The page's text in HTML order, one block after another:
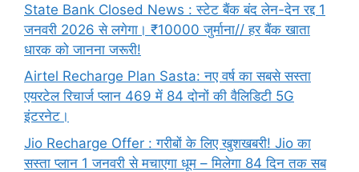
State Bank Closed News : स्टेट बैंक बंद लेन-देन रद्द 1
जनवरी 2026 से लगेगा। ₹10000 जुर्माना// हर बैंक खाता
धारक को जानना जरूरी!
Airtel Recharge Plan Sasta: नए वर्ष का सबसे सस्ता
एयरटेल रिचार्ज प्लान 469 में 84 दोनों की वैलिडिटी 5G
इंटरनेट।
Jio Recharge Offer : गरीबों के लिए खुशखबरी! Jio का
सस्ता प्लान 1 जनवरी से मचाएगा धूम – मिलेगा 84 दिन तक सब